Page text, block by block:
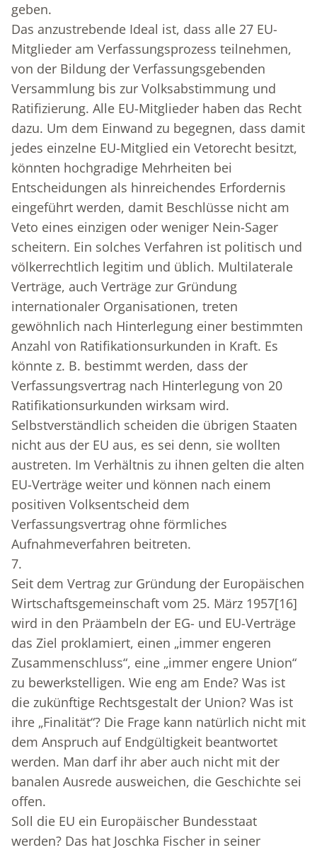
geben.
Das anzustrebende Ideal ist, dass alle 27 EU-
Mitglieder am Verfassungsprozess teilnehmen,
von der Bildung der Verfassungsgebenden
Versammlung bis zur Volksabstimmung und
Ratifizierung. Alle EU-Mitglieder haben das Recht
dazu. Um dem Einwand zu begegnen, dass damit
jedes einzelne EU-Mitglied ein Vetorecht besitzt,
könnten hochgradige Mehrheiten bei
Entscheidungen als hinreichendes Erfordernis
eingeführt werden, damit Beschlüsse nicht am
Veto eines einzigen oder weniger Nein-Sager
scheitern. Ein solches Verfahren ist politisch und
völkerrechtlich legitim und üblich. Multilaterale
Verträge, auch Verträge zur Gründung
internationaler Organisationen, treten
gewöhnlich nach Hinterlegung einer bestimmten
Anzahl von Ratifikationsurkunden in Kraft. Es
könnte z. B. bestimmt werden, dass der
Verfassungsvertrag nach Hinterlegung von 20
Ratifikationsurkunden wirksam wird.
Selbstverständlich scheiden die übrigen Staaten
nicht aus der EU aus, es sei denn, sie wollten
austreten. Im Verhältnis zu ihnen gelten die alten
EU-Verträge weiter und können nach einem
positiven Volksentscheid dem
Verfassungsvertrag ohne förmliches
Aufnahmeverfahren beitreten.
7.
Seit dem Vertrag zur Gründung der Europäischen
Wirtschaftsgemeinschaft vom 25. März 1957[16]
wird in den Präambeln der EG- und EU-Verträge
das Ziel proklamiert, einen „immer engeren
Zusammenschluss“, eine „immer engere Union“
zu bewerkstelligen. Wie eng am Ende? Was ist
die zukünftige Rechtsgestalt der Union? Was ist
ihre „Finalität“? Die Frage kann natürlich nicht mit
dem Anspruch auf Endgültigkeit beantwortet
werden. Man darf ihr aber auch nicht mit der
banalen Ausrede ausweichen, die Geschichte sei
offen.
Soll die EU ein Europäischer Bundesstaat
werden? Das hat Joschka Fischer in seiner